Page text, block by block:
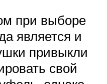
при выборе
является и
привыкли
свой